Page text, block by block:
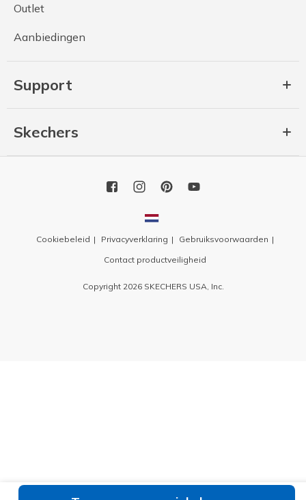
Outlet
Aanbiedingen
Support
Skechers
Cookiebeleid Privacyverklaring
Gebruiksvoorwaarden
Contact productveiligheid
Copyright 2026 SKECHERS USA, Inc.